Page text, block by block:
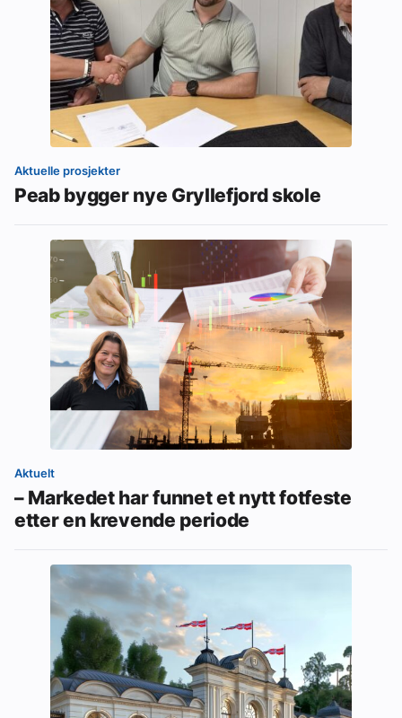
Aktuelle prosjekter
Peab bygger nye Gryllefjord skole
Aktuelt
– Markedet har funnet et nytt fotfeste
etter en krevende periode